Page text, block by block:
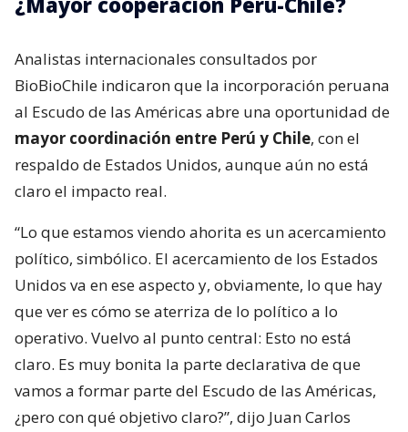
Analistas internacionales consultados por
BioBioChile indicaron que la incorporación peruana
al Escudo de las Américas abre una oportunidad de
mayor coordinación entre Perú y Chile, con el
respaldo de Estados Unidos, aunque aún no está
claro el impacto real.
“Lo que estamos viendo ahorita es un acercamiento
político, simbólico. El acercamiento de los Estados
Unidos va en ese aspecto y, obviamente, lo que hay
que ver es cómo se aterriza de lo político a lo
operativo. Vuelvo al punto central: Esto no está
claro. Es muy bonita la parte declarativa de que
vamos a formar parte del Escudo de las Américas,
¿pero con qué objetivo claro?”, dijo Juan Carlos